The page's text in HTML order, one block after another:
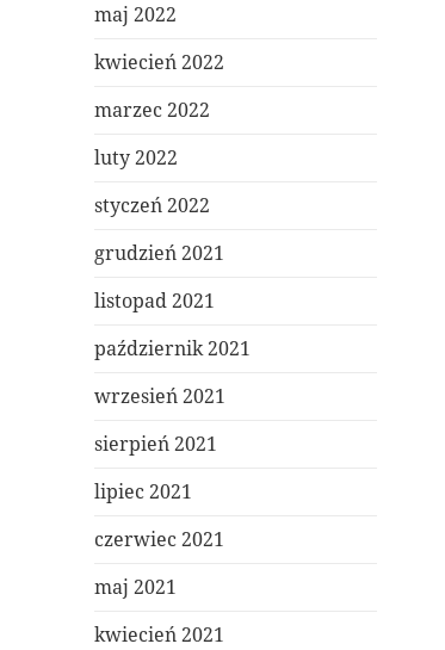
maj 2022
kwiecień 2022
marzec 2022
luty 2022
styczeń 2022
grudzień 2021
listopad 2021
październik 2021
wrzesień 2021
sierpień 2021
lipiec 2021
czerwiec 2021
maj 2021
kwiecień 2021